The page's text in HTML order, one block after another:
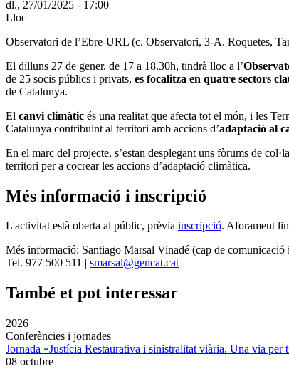
dl., 27/01/2025 - 17:00
Lloc
Observatori de l’Ebre-URL (c. Observatori, 3-A. Roquetes,
El dilluns 27 de gener, de 17 a 18.30h, tindrà lloc a l’
de 25 socis públics i privats, es focalitza en quatre sectors
de Catalunya.
El canvi climàtic és una realitat que afecta tot el món, i les
Catalunya contribuint al territori amb accions d’adaptació al
En el marc del projecte, s’estan desplegant uns fòrums de
territori per a cocrear les accions d’adaptació climàtica.
Més informació i inscripció
L'activitat està oberta al públic, prèvia inscripció. Aforament
Més informació: Santiago Marsal Vinadé (cap de
Tel. 977 500 511 | smarsal@gencat.cat
També et pot interessar
2026
Conferències i jornades
Jornada «Justícia Restaurativa i sinistralitat viària. Una via per
08 octubre